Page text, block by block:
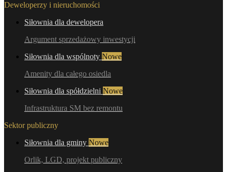
Deweloperzy i nieruchomości
Siłownia dla dewelopera
Argument sprzedażowy inwestycji
Siłownia dla wspólnoty Nowe
Amenity dla całego osiedla
Siłownia dla spółdzielni Nowe
Infrastruktura SM bez remontu
Sektor publiczny
Siłownia dla gminy Nowe
Orlik, LGD, projekt publiczny